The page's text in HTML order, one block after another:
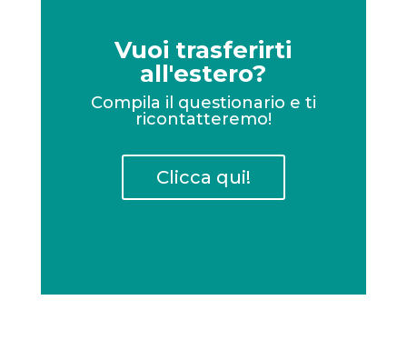
Vuoi trasferirti
all'estero?
Compila il questionario e ti
ricontatteremo!
Clicca qui!